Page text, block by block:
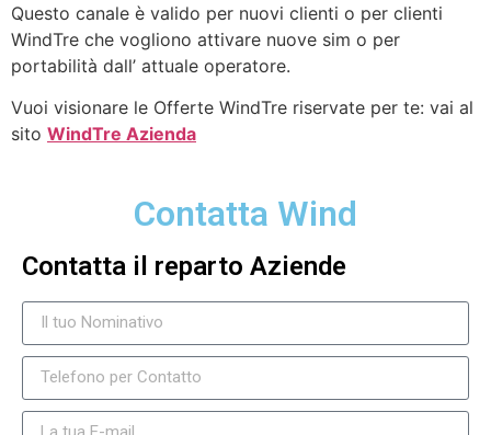
Questo canale è valido per nuovi clienti o per clienti
WindTre che vogliono attivare nuove sim o per
portabilità dall’ attuale operatore.
Vuoi visionare le Offerte WindTre riservate per te: vai al
sito WindTre Azienda
Contatta Wind
Contatta il reparto Aziende